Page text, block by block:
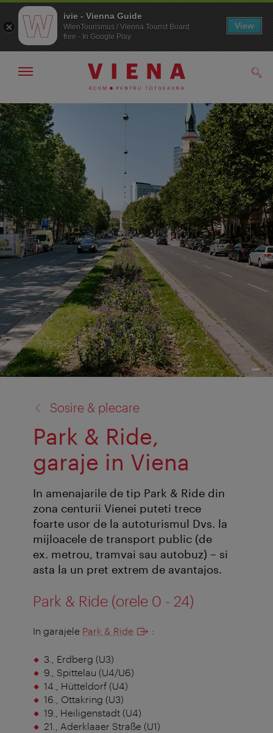
Către
navigare
Către
texte
Arată/ascunde
Sosire & plecare
Park & Ride,
garaje in Viena
In amenajarile de tip Park & Ride din
zona centurii Vienei puteti trece
foarte usor de la autoturismul Dvs. la
mijloacele de transport public (de
ex. metrou, tramvai sau autobuz) – si
asta la un pret extrem de avantajos.
Park & Ride (orele 0 - 24)
In garajele Park & Ride :
3., Erdberg (U3)
9., Spittelau (U4/U6)
14., Hütteldorf (U4)
16., Ottakring (U3)
19., Heiligenstadt (U4)
21., Aderklaaer Straße (U1)
ivie - Vienna Guide
WienTourismus / Vienna Tourist Board
free - In Google Play
View